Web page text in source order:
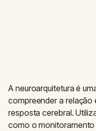
A neuroarquitetura é
compreender a relação
resposta cerebral.
como o